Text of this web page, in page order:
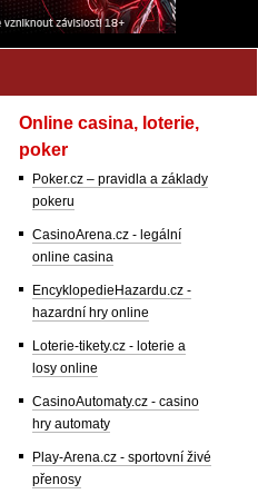
Online casina, loterie,
poker
Poker.cz – pravidla a základy
pokeru
CasinoArena.cz - legální
online casina
EncyklopedieHazardu.cz -
hazardní hry online
Loterie-tikety.cz - loterie a
losy online
CasinoAutomaty.cz - casino
hry automaty
Play-Arena.cz - sportovní živé
přenosy